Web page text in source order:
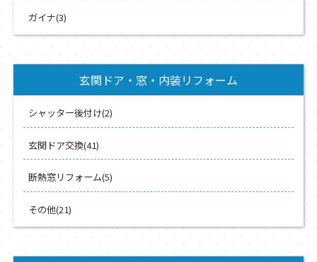
ガイナ(3)
玄関ドア・窓・内装リフォーム
シャッター後付け(2)
玄関ドア交換(41)
断熱窓リフォーム(5)
その他(21)